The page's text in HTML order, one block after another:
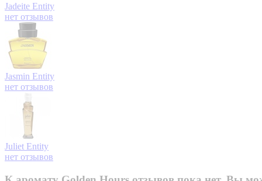
Jadeite Entity
нет отзывов
Jasmin Entity
нет отзывов
Juliet Entity
нет отзывов